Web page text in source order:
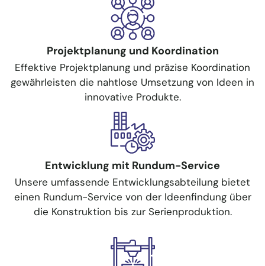
Projektplanung und Koordination
Effektive Projektplanung und präzise Koordination
gewährleisten die nahtlose Umsetzung von Ideen in
innovative Produkte.
Entwicklung​ mit Rundum-Service
Unsere umfassende Entwicklungsabteilung bietet
einen Rundum-Service von der Ideenfindung über
die Konstruktion bis zur Serienproduktion.